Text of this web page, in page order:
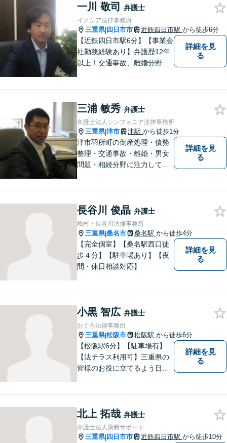
いても、あなたの身近な相談
役として、あなたの力になり
ます。
一川 敬司 弁護士
イクシア法律事務所
三重県| 四日市市 近鉄四日市駅 から徒歩6分
【近鉄四日市駅6分】【事業会
社勤務経験あり】弁護歴12年
以上！交通事故、離婚分野に
す。明瞭会計を心がけていま
す。まずはお気軽にご相談
を！
詳細を見
る
三浦 敏秀 弁護士
弁護士法人シンフォニア法律事務所
三重県|津市 津駅 から徒歩1分
津市羽所町の倒産処理・債務
整理・交通事故・離婚・男女
問題・相続分野に注力してい
相談は初回無料】【夜間予約
可能】
詳細を見
る
長谷川 俊晶 弁護士
梅村・長谷川法律事務所
三重県|桑名市 桑名駅 から徒歩4分
【完全個室】【桑名駅西口徒
歩４分】【駐車場あり】【夜
間・休日相談対応】
詳細を見
る
小黒 智広 弁護士
おぐろ法律事務所
三重県|松阪市 松阪駅 から徒歩6分
【松阪駅6分】【駐車場有】
【法テラス利用可】三重県の
皆様のお役に立てるよう日々
解決できる問題もありますの
で、 お気軽にご相談くださ
い。
詳細を見
る
北上 拓哉 弁護士
弁護士法人決断サポート
三重県| 四日市市 近鉄四日市駅 から徒歩10分